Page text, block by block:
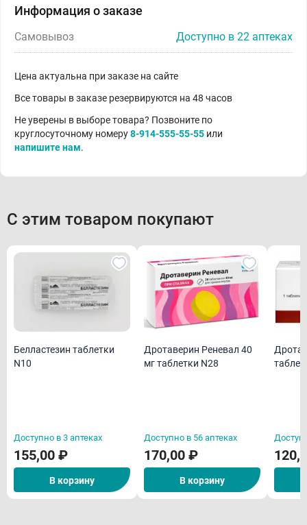
Информация о заказе
Самовывоз Доступно в 22 аптеках
Цена актуальна при заказе на сайте
Все товары в заказе резервируются на 48 часов
Не уверены в выборе товара? Позвоните по
круглосуточному номеру8-914-555-55-55 или
напишите нам.
С этим товаром покупают
Белластезин таблетки
N10
Доступно в 3 аптеках
155,00 ₽
В корзину
Дротаверин Реневал 40
мг таблетки N28
Доступно в 56 аптеках
170,00 ₽
В корзину